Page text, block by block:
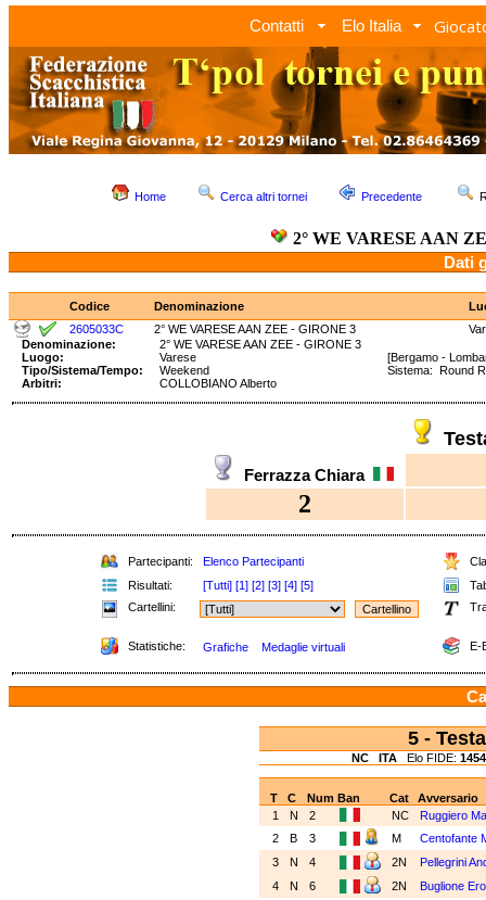
Contatti Elo Italia
Home Cerca altri tornei Precedente
2° WE VARESE AAN
Dati
Codice Denominazione
2605033C
2° WE VARESE AAN ZEE - GIRONE 3
Denominazione:
2° WE VARESE AAN ZEE - GIRONE 3
Luogo:
Varese
[Bergamo -
Tipo/Sistema/Tempo:
Weekend
Sistema: Round
Arbitri:
COLLOBIANO Alberto
Ferrazza Chiara
2
Partecipanti: Elenco Partecipanti
Risultati:
[Tutti] [1] [2] [3] [4] [5]
Cartellini:
Statistiche: Grafiche Medaglie virtuali E-
5 -
NC ITA Elo FIDE: 1454
T C Num Ban Cat
Avversario
1
N 2 NC
Ruggiero
2
B 3 M
Centofante
3
N 4 2N
Pellegrini
4
N 6 2N
Buglione